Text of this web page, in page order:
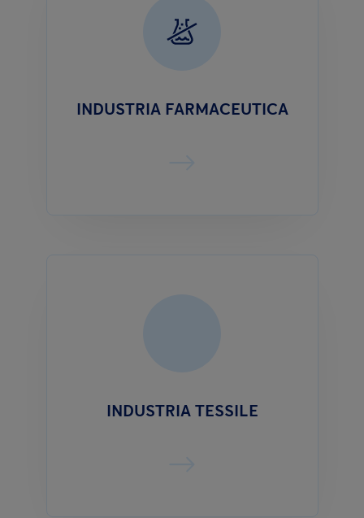
INDUSTRIA FARMACEUTICA
INDUSTRIA TESSILE